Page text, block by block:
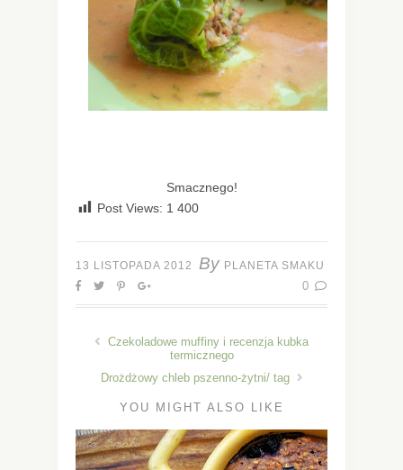
Smacznego!
Post Views: 1 400
13 LISTOPADA 2012 By PLANETA SMAKU
0
Czekoladowe muffiny i recenzja kubka
termicznego
Drożdżowy chleb pszenno-żytni/ tag
YOU MIGHT ALSO LIKE